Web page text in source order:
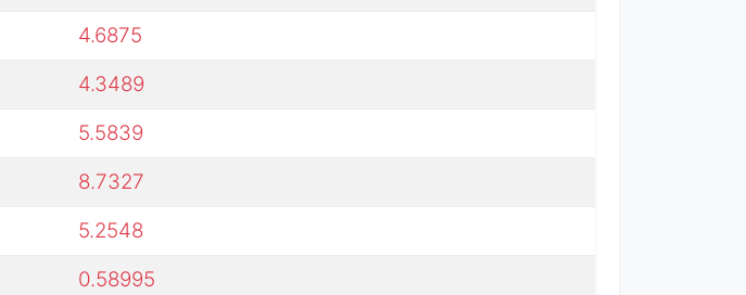
4.6875
4.3489
5.5839
8.7327
5.2548
0.58995